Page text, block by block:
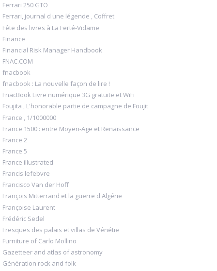
Ferrari 250 GTO
Ferrari, journal d une légende , Coffret
Fête des livres à La Ferté-Vidame
Finance
Financial Risk Manager Handbook
FNAC.COM
fnacbook
fnacbook : La nouvelle façon de lire !
FnacBook Livre numérique 3G gratuite et WiFi
Foujita , L'honorable partie de campagne de Foujit
France , 1/1000000
France 1500 : entre Moyen-Age et Renaissance
France 2
France 5
France illustrated
Francis lefebvre
Francisco Van der Hoff
François Mitterrand et la guerre d'Algérie
Françoise Laurent
Frédéric Sedel
Fresques des palais et villas de Vénétie
Furniture of Carlo Mollino
Gazetteer and atlas of astronomy
Génération rock and folk